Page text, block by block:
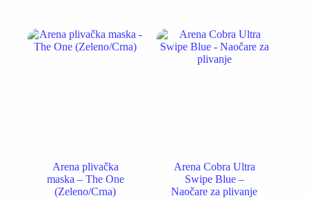
Arena plivačka
maska – The One
(Zeleno/Crna)
Arena Cobra Ultra
Swipe Blue –
Naočare za plivanje